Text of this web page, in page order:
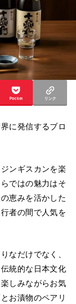
Pocket リンク
に発信するブロ
ンギスカンを楽
ではの魅力はそ
恵みを活かした
者の間で人気を
なだけでなく、
統的な日本文化
しみながらお気
お漬物のペアリ